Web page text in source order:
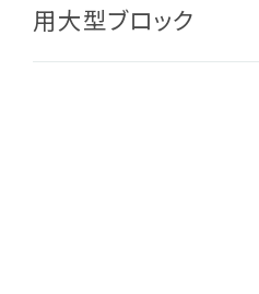
用大型ブロック